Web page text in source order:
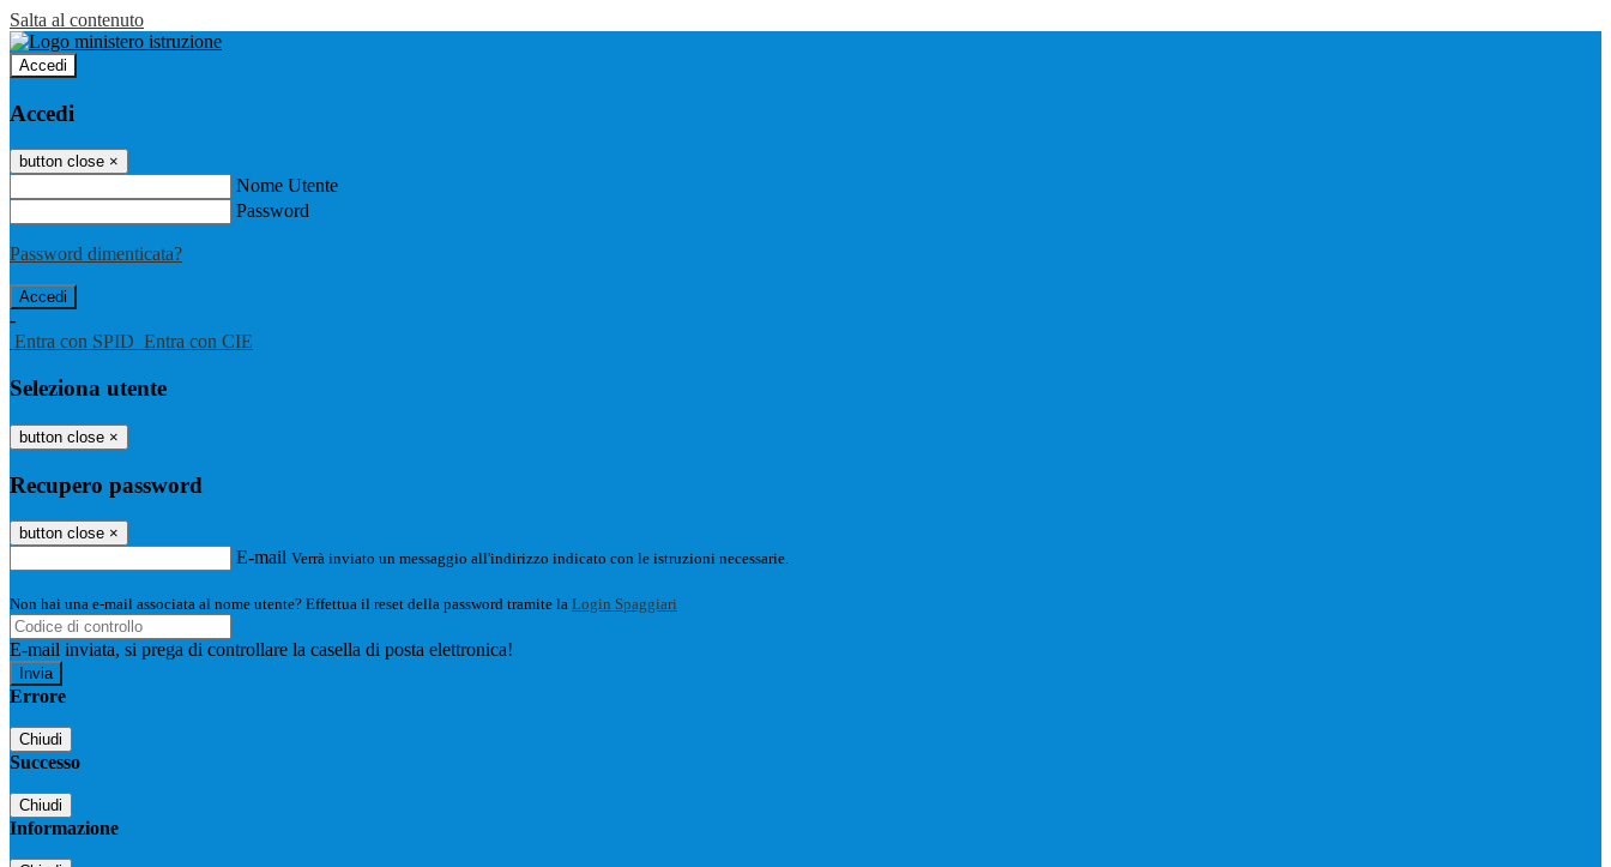
Salta al contenuto
Accedi
Accedi
button close ×
Nome Utente
Password
Password dimenticata?
-
Entra con SPID Entra con CIE
Seleziona utente
button close ×
Recupero password
button close ×
E-mail Verrà inviato un messaggio all'indirizzo indicato con le istruzioni necessarie.
Non hai una e-mail associata al nome utente? Effettua il reset della password tramite la Login Spaggiari
E-mail inviata, si prega di controllare la casella di posta elettronica!
Errore
Chiudi
Successo
Chiudi
Informazione